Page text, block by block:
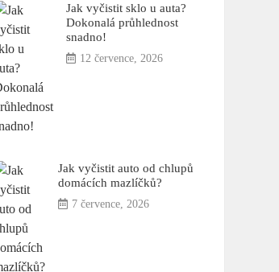
Jak vyčistit sklo u auta?
Dokonalá průhlednost
snadno!
12 července, 2026
Jak vyčistit auto od chlupů
domácích mazlíčků?
7 července, 2026